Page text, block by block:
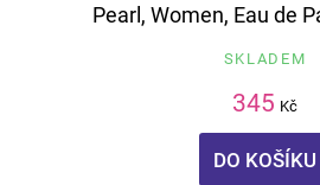
Pearl, Women, Eau de
SKLADEM
345 Kč
DO KOŠÍKU